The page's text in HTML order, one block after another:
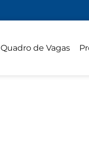
Quadro de Vagas